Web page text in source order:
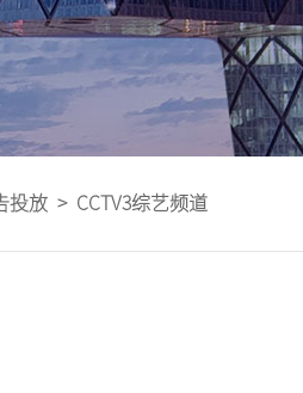
pboot:if}
投放 > CCTV3综艺频道